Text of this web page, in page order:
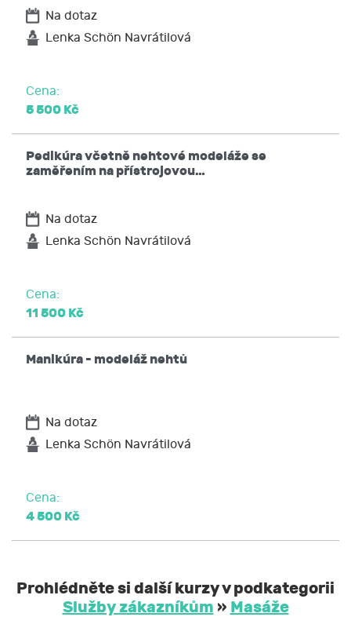
Na dotaz
Lenka Schön Navrátilová
Cena:
5 500 Kč
Pedikúra včetně nehtové modeláže se
zaměřením na přístrojovou…
Na dotaz
Lenka Schön Navrátilová
Cena:
11 500 Kč
Manikúra - modeláž nehtů
Na dotaz
Lenka Schön Navrátilová
Cena:
4 500 Kč
Prohlédněte si další kurzy v podkategorii
Služby zákazníkům » Masáže